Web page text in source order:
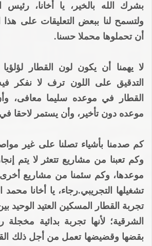
بشرك الله بالخير، يا أخانا، رئيس
ولتسمح لنا ببعض التعليقات على هذا
أن تحملوها محملا حسنا.
لا يهمنا أن يكون لون القطار لؤلؤيا
التدقيق على اللون ترف لا نفكر
القطار في موعده سليما معافى،
موعده دون تأخير، وأن يستمر لاحقا
كم صدمنا بأشياء تصلنا على غير
وكم تعبنا من مشاريع تتعثر لا يتم
موعدها، وكم سئمنا من مشاريع
تشغيلها التجريبي.رجاء، يا أخانا محمد
تجربة القطار المسكين العتيد الوحيد
الشرقية؛ لأنها تجربة بدائية
بقضها وقضيضها تعمل من أجل ذلك